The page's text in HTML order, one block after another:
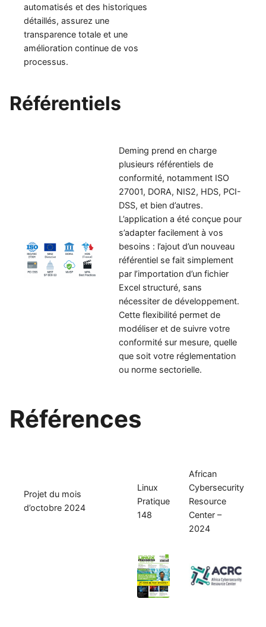
automatisés et des historiques
détaillés, assurez une
transparence totale et une
amélioration continue de vos
processus.
Référentiels
Deming prend en charge
plusieurs référentiels de
conformité, notamment ISO
27001, DORA, NIS2, HDS, PCI-
DSS, et bien d’autres.
L’application a été conçue pour
s’adapter facilement à vos
besoins : l’ajout d’un nouveau
référentiel se fait simplement
par l’importation d’un fichier
Excel structuré, sans
nécessiter de développement.
Cette flexibilité permet de
modéliser et de suivre votre
conformité sur mesure, quelle
que soit votre réglementation
ou norme sectorielle.
Références
Projet du mois
d’octobre 2024
Linux
Pratique
148
African
Cybersecurity
Resource
Center –
2024